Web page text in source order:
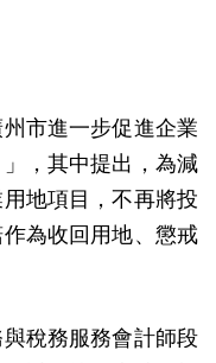
市進一步促進企業
，其中提出，為減
地項目，不再將投
為收回用地、懲戒
稅務服務會計師段